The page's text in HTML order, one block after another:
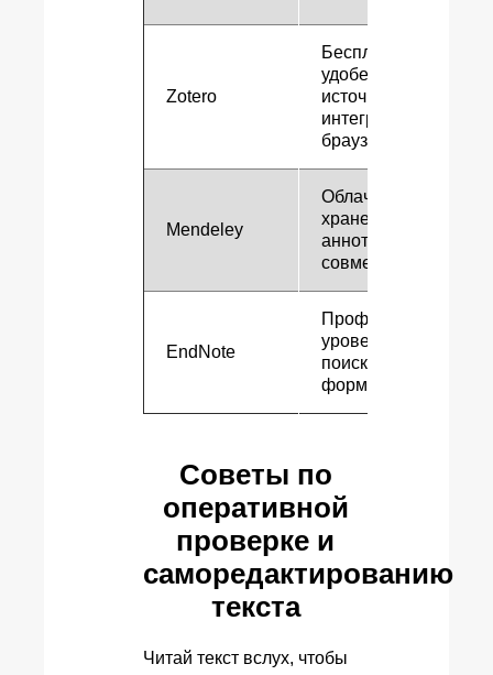
Zotero
Бесплатный,
удобен для веб-
источников,
интеграция с
браузером
Mendeley
Облачное
хранение,
аннотации PDF,
совместная работа
EndNote
Профессиональный
уровень, мощный
поиск, гибкое
форматирование
Советы по
оперативной
проверке и
саморедактированию
текста
Читай текст вслух, чтобы